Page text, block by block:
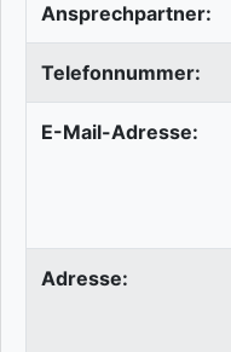
Ansprechpartner:
Telefonnummer:
E-Mail-Adresse:
Adresse: